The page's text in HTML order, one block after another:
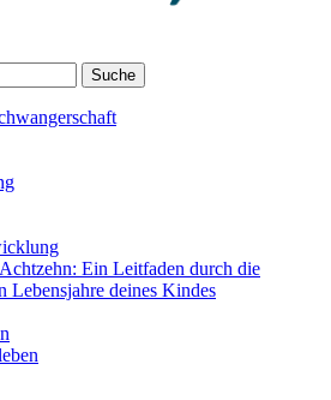
Ein Leitfaden durch die
Lebensjahre deines Kindes